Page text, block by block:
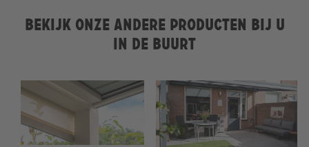
Bekijk onze andere producten bij u
in de buurt